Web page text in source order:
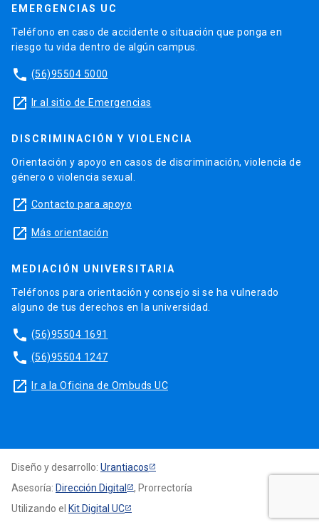
EMERGENCIAS UC
Teléfono en caso de accidente o situación que ponga en
riesgo tu vida dentro de algún campus.
phone (56)95504 5000
launch Ir al sitio de Emergencias
DISCRIMINACIÓN Y VIOLENCIA
Orientación y apoyo en casos de discriminación, violencia de
género o violencia sexual.
launch Contacto para apoyo
launch Más orientación
MEDIACIÓN UNIVERSITARIA
Teléfonos para orientación y consejo si se ha vulnerado
alguno de tus derechos en la universidad.
phone (56)95504 1691
phone (56)95504 1247
launch Ir a la Oficina de Ombuds UC
Diseño y desarrollo: Urantiacos
Asesoría: Dirección Digital
, Prorrectoría
Utilizando el Kit Digital UC